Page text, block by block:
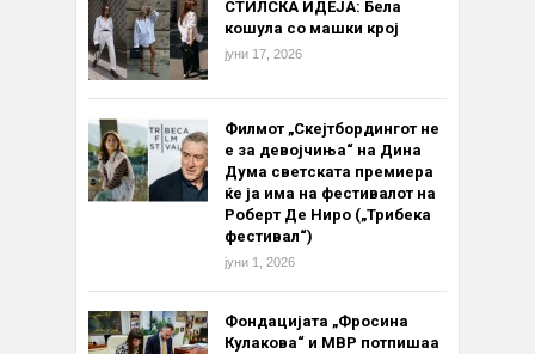
СТИЛСКА ИДЕЈА: Бела
кошула со машки крој
јуни 17, 2026
Филмот „Скејтбордингот не
е за девојчиња“ на Дина
Дума светската премиера
ќе ја има на фестивалот на
Роберт Де Ниро („Трибека
фестивал“)
јуни 1, 2026
Фондацијата „Фросина
Кулакова“ и МВР потпишаа